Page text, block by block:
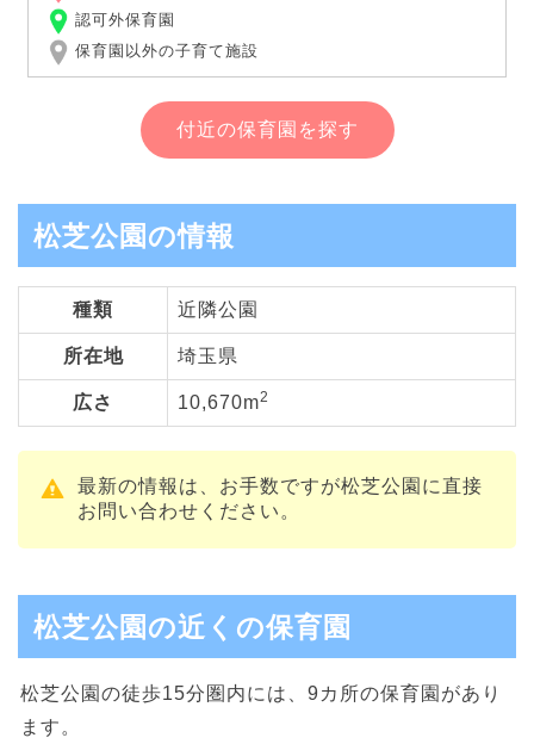
認可外保育園
保育園以外の子育て施設
付近の保育園を探す
松芝公園の情報
種類 近隣公園
所在地 埼玉県
広さ 10,670m2
最新の情報は、お手数ですが松芝公園に直接
お問い合わせください。
松芝公園の近くの保育園
松芝公園の徒歩15分圏内には、9カ所の保育園があり
ます。